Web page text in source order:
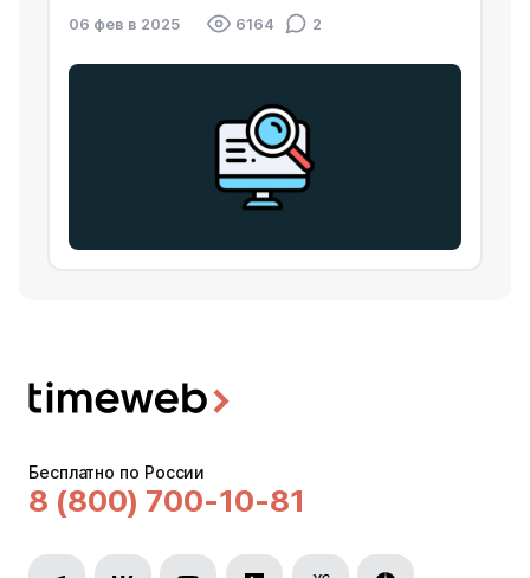
06 фев в 2025 6164 2
Бесплатно по России
8 (800) 700-10-81